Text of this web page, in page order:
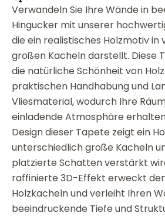
Verwandeln Sie Ihre Wände in
Hingucker mit unserer
die ein realistisches Holzmotiv in
großen Kacheln darstellt. Diese
die natürliche Schönheit von
praktischen Handhabung und
Vliesmaterial, wodurch Ihre
einladende Atmosphäre
Design dieser Tapete zeigt ein
unterschiedlich große Kacheln
platzierte Schatten verstärkt
raffinierte 3D-Effekt erweckt
Holzkacheln und verleiht Ihren
beeindruckende Tiefe und